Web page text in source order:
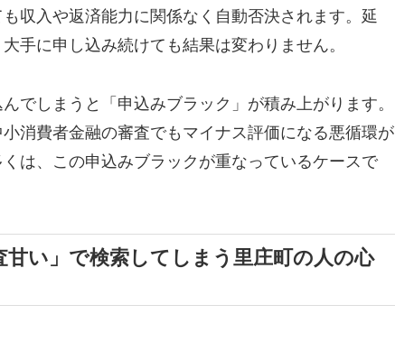
収入や返済能力に関係なく自動否決されます。延
手に申し込み続けても結果は変わりません。
でしまうと「申込みブラック」が積み上がります。
消費者金融の審査でもマイナス評価になる悪循環が
は、この申込みブラックが重なっているケースで
甘い」で検索してしまう里庄町の人の心